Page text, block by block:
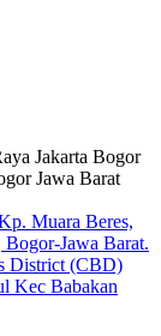
Jakarta Bogor
Jawa Barat
Muara Beres,
Jawa Barat.
District (CBD)
Kec Babakan